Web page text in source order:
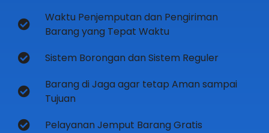
Waktu Penjemputan dan Pengiriman
Barang yang Tepat Waktu
Sistem Borongan dan Sistem Reguler
Barang di Jaga agar tetap Aman sampai
Tujuan
Pelayanan Jemput Barang Gratis